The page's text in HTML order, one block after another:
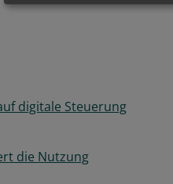
digitale Steuerung
die Nutzung